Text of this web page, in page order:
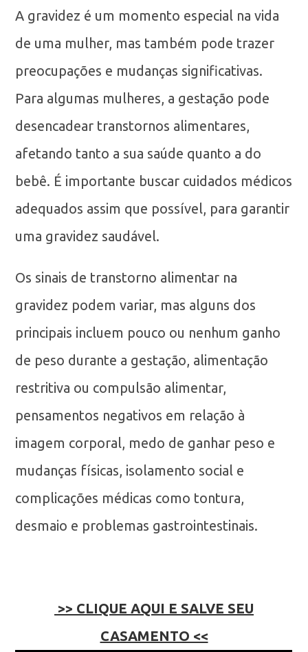
A gravidez é um momento especial na vida
de uma mulher, mas também pode trazer
preocupações e mudanças significativas.
Para algumas mulheres, a gestação pode
desencadear transtornos alimentares,
afetando tanto a sua saúde quanto a do
bebê. É importante buscar cuidados médicos
adequados assim que possível, para garantir
uma gravidez saudável.
Os sinais de transtorno alimentar na
gravidez podem variar, mas alguns dos
principais incluem pouco ou nenhum ganho
de peso durante a gestação, alimentação
restritiva ou compulsão alimentar,
pensamentos negativos em relação à
imagem corporal, medo de ganhar peso e
mudanças físicas, isolamento social e
complicações médicas como tontura,
desmaio e problemas gastrointestinais.
>> CLIQUE AQUI E SALVE SEU
CASAMENTO <<